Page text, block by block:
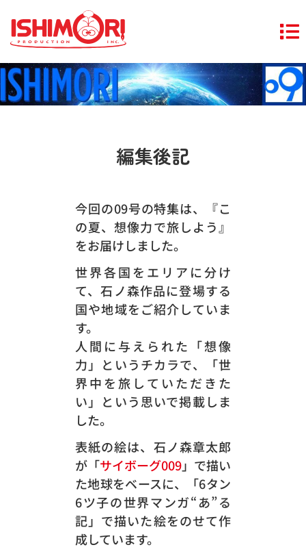
編集後記
今回の09号の特集は、『こ
の夏、想像力で旅しよう』
をお届けしました。
世界各国をエリアに分け
て、石ノ森作品に登場する
国や地域をご紹介していま
す。
人間に与えられた「想像
力」というチカラで、「世
界中を旅していただきた
い」という思いで掲載しま
した。
表紙の絵は、石ノ森章太郎
が「サイボーグ009」で描い
た地球をベースに、「6タン
6ツ子の世界マンガ“あ”る
記」で描いた絵をのせて作
成しています。